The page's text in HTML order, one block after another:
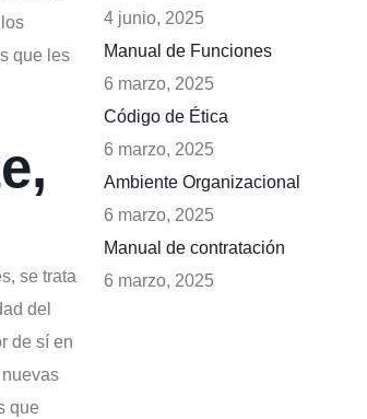
que les
se trata
del
de sí en
que
4 junio, 2025
Manual de Funciones
6 marzo, 2025
Código de Ética
6 marzo, 2025
Ambiente Organizacional
6 marzo, 2025
Manual de contratación
6 marzo, 2025